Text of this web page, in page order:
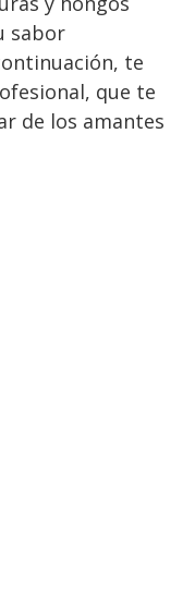
sabor
te
que te
de los amantes